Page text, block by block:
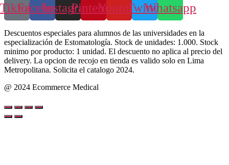
TiktokFacebookInstagramPinterestYoutubeTwitterWhatsapp
Descuentos especiales para alumnos de las universidades en la
especialización de Estomatología. Stock de unidades: 1.000. Stock
minimo por producto: 1 unidad. El descuento no aplica al precio del
delivery. La opcion de recojo en tienda es valido solo en Lima
Metropolitana. Solicita el catalogo 2024.
@ 2024 Ecommerce Medical